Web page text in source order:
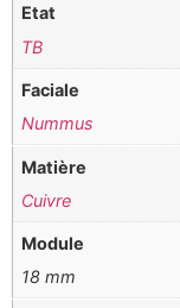
Etat
TB
Faciale
Nummus
Matière
Cuivre
Module
18 mm